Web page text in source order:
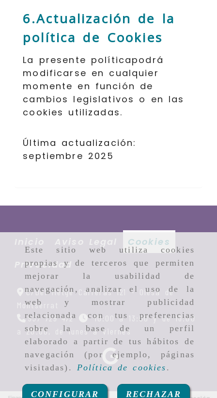
Este sitio web utiliza cookies
propias y de terceros que permiten
mejorar la usabilidad de
navegación, analizar el uso de la
web y mostrar publicidad
relacionada con tus preferencias
sobre la base de un perfil
elaborado a partir de tus hábitos de
navegación (por ejemplo, páginas
visitadas). Política de cookies .
CONFIGURAR RECHAZAR
6.Actualización de la
política de Cookies
La presente políticapodrá
modificarse en cualquier
momente en función de
cambios legislativos o en las
cookies utilizadas.
Última actualización:
septiembre 2025
Cookies
Privacidad
C/Del Metge Carreras 121 -
Olesa de
Montserrat
937 729 472
10:00 a 13:00 y de 16:00
a 20:00, de lunes a viernes